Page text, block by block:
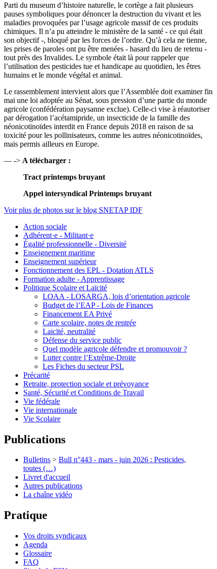
Parti du museum d’histoire naturelle, le cortège a fait plusieurs
pauses symboliques pour dénoncer la destruction du vivant et les
maladies provoquées par l’usage agricole massif de ces produits
chimiques. Il n’a pu atteindre le ministère de la santé - ce qui était
son objectif -, bloqué par les forces de l’ordre. Qu’à cela ne tienne,
les prises de paroles ont pu être menées - hasard du lieu de retenu -
tout près des Invalides. Le symbole était là pour rappeler que
l’utilisation des pesticides tue et handicape au quotidien, les êtres
humains et le monde végétal et animal.
Le rassemblement intervient alors que l’Assemblée doit examiner fin
mai une loi adoptée au Sénat, sous pression d’une partie du monde
agricole (confédération paysanne exclue). Celle-ci vise à réautoriser
par dérogation l’acétamipride, un insecticide de la famille des
néonicotinoïdes interdit en France depuis 2018 en raison de sa
toxicité pour les pollinisateurs, comme les autres néonicotinoïdes,
mais permis ailleurs en Europe.
— -> A télécharger :
Tract printemps bruyant
Appel intersyndical Printemps bruyant
Voir plus de photos sur le blog SNETAP IDF
Action sociale
Adhérent·e - Militant·e
Égalité professionnelle - Diversité
Enseignement maritime
Enseignement supérieur
Fonctionnement des EPL - Dotation ATLS
Formation adulte - Apprentissage
Politique Scolaire et Laïcité
LOAA - LOSARGA, lois d’orientation agricole
Budget de l’EAP - Lois de Finances
Financement EA Privé
Carte scolaire, notes de rentrée
Laicïté, neutralité
Défense du service public
Quel modèle agricole défendre et promouvoir ?
Lutter contre l’Extrême-Droite
Les Fiches du secteur PSL
Précarité
Retraite, protection sociale et prévoyance
Santé, Sécurité et Conditions de Travail
Vie fédérale
Vie internationale
Vie Scolaire
Publications
Bulletins > Bull n°443 - mars - juin 2026 : Pesticides,
toutes (…)
Livret d'accueil
Autres publications
La chaîne vidéo
Pratique
Vos droits syndicaux
Agenda
Glossaire
FAQ